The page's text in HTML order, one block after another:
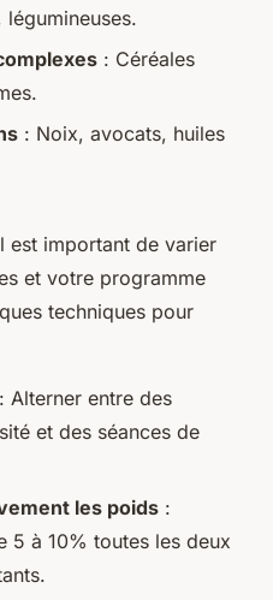
: Céréales
: Noix, avocats, huiles
est important de varier
et votre programme
techniques pour
: Alterner entre des
et des séances de
les poids :
5 à 10% toutes les deux